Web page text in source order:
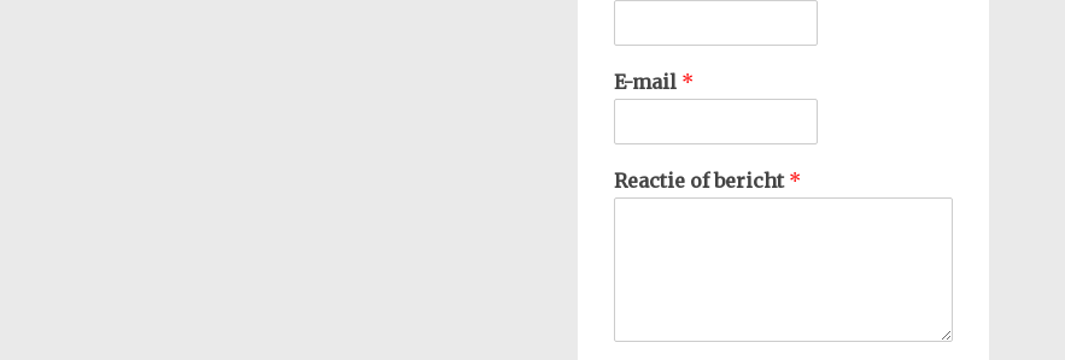
E-mail *
Reactie of bericht *